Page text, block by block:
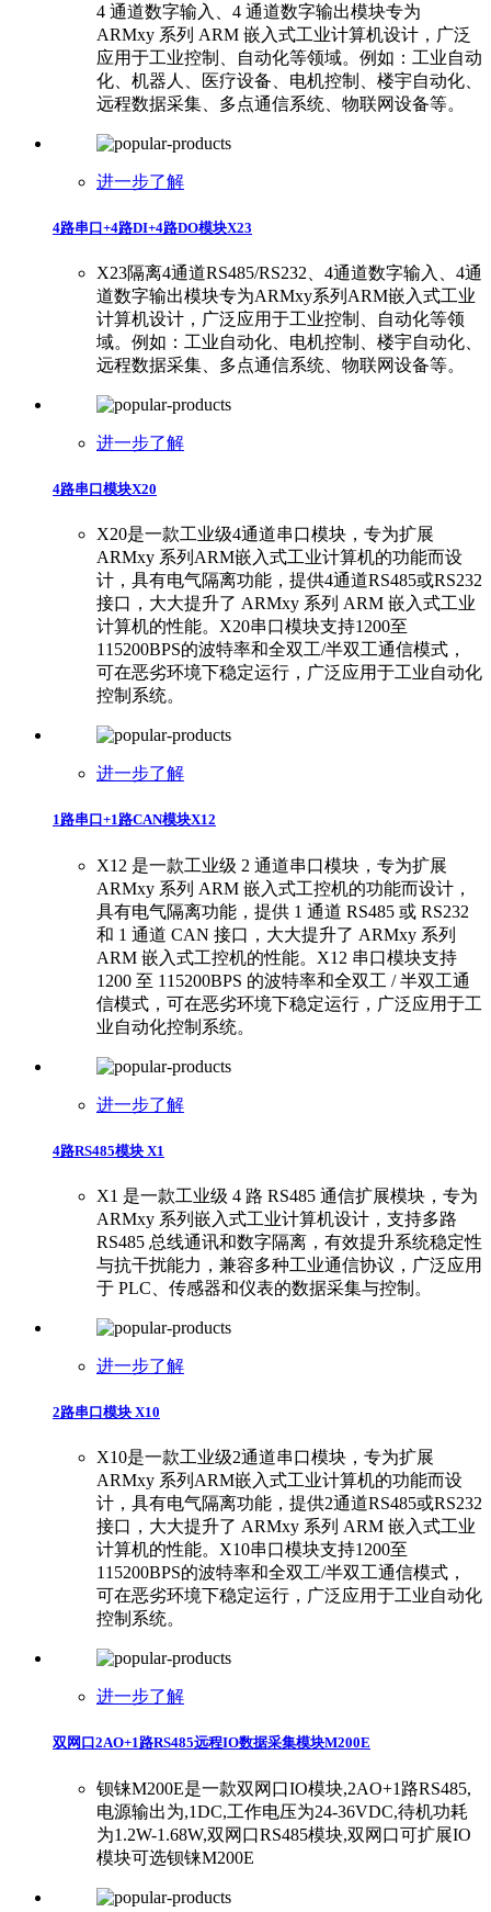
4 通道数字输入、4 通道数字输出模块专为
ARMxy 系列 ARM 嵌入式工业计算机设计，广泛
应用于工业控制、自动化等领域。例如：工业自动
化、机器人、医疗设备、电机控制、楼宇自动化、
远程数据采集、多点通信系统、物联网设备等。
进一步了解
4路串口+4路DI+4路DO模块X23
X23隔离4通道RS485/RS232、4通道数字输入、4通
道数字输出模块专为ARMxy系列ARM嵌入式工业
计算机设计，广泛应用于工业控制、自动化等领
域。例如：工业自动化、电机控制、楼宇自动化、
远程数据采集、多点通信系统、物联网设备等。
进一步了解
4路串口模块X20
X20是一款工业级4通道串口模块，专为扩展
ARMxy 系列ARM嵌入式工业计算机的功能而设
计，具有电气隔离功能，提供4通道RS485或RS232
接口，大大提升了 ARMxy 系列 ARM 嵌入式工业
计算机的性能。X20串口模块支持1200至
115200BPS的波特率和全双工/半双工通信模式，
可在恶劣环境下稳定运行，广泛应用于工业自动化
控制系统。
进一步了解
1路串口+1路CAN模块X12
X12 是一款工业级 2 通道串口模块，专为扩展
ARMxy 系列 ARM 嵌入式工控机的功能而设计，
具有电气隔离功能，提供 1 通道 RS485 或 RS232
和 1 通道 CAN 接口，大大提升了 ARMxy 系列
ARM 嵌入式工控机的性能。X12 串口模块支持
1200 至 115200BPS 的波特率和全双工 / 半双工通
信模式，可在恶劣环境下稳定运行，广泛应用于工
业自动化控制系统。
进一步了解
4路RS485模块 X1
X1 是一款工业级 4 路 RS485 通信扩展模块，专为
ARMxy 系列嵌入式工业计算机设计，支持多路
RS485 总线通讯和数字隔离，有效提升系统稳定性
与抗干扰能力，兼容多种工业通信协议，广泛应用
于 PLC、传感器和仪表的数据采集与控制。
进一步了解
2路串口模块 X10
X10是一款工业级2通道串口模块，专为扩展
ARMxy 系列ARM嵌入式工业计算机的功能而设
计，具有电气隔离功能，提供2通道RS485或RS232
接口，大大提升了 ARMxy 系列 ARM 嵌入式工业
计算机的性能。X10串口模块支持1200至
115200BPS的波特率和全双工/半双工通信模式，
可在恶劣环境下稳定运行，广泛应用于工业自动化
控制系统。
进一步了解
双网口2AO+1路RS485远程IO数据采集模块M200E
钡铼M200E是一款双网口IO模块,2AO+1路RS485,
电源输出为,1DC,工作电压为24-36VDC,待机功耗
为1.2W-1.68W,双网口RS485模块,双网口可扩展IO
模块可选钡铼M200E